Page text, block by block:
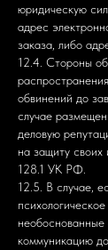
юридическую
адрес
заказа, либо
12.4. Стороны
обвинений до
случае
деловую
на защиту своих
128.1 УК РФ.
12.5. В случае,
коммуникацию